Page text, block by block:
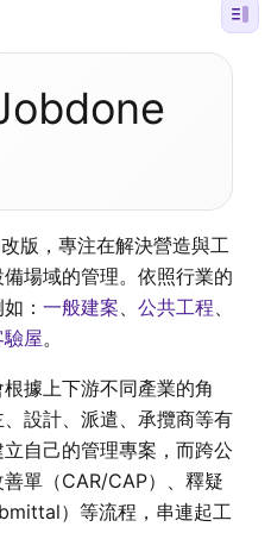
版，專注在解決營造與工
場域的管理。依照行業的
： 一般建案、 公共工程、
屋。
據上下游不同產業的角
設計、派遣、承攬商等有
自己的管理專案，而跨公
單（CAR/CAP）、釋疑
）等流程，串連起工